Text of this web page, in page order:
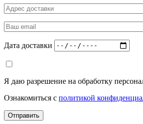
Дата доставки
Я даю разрешение на обработку
Ознакомиться с политикой